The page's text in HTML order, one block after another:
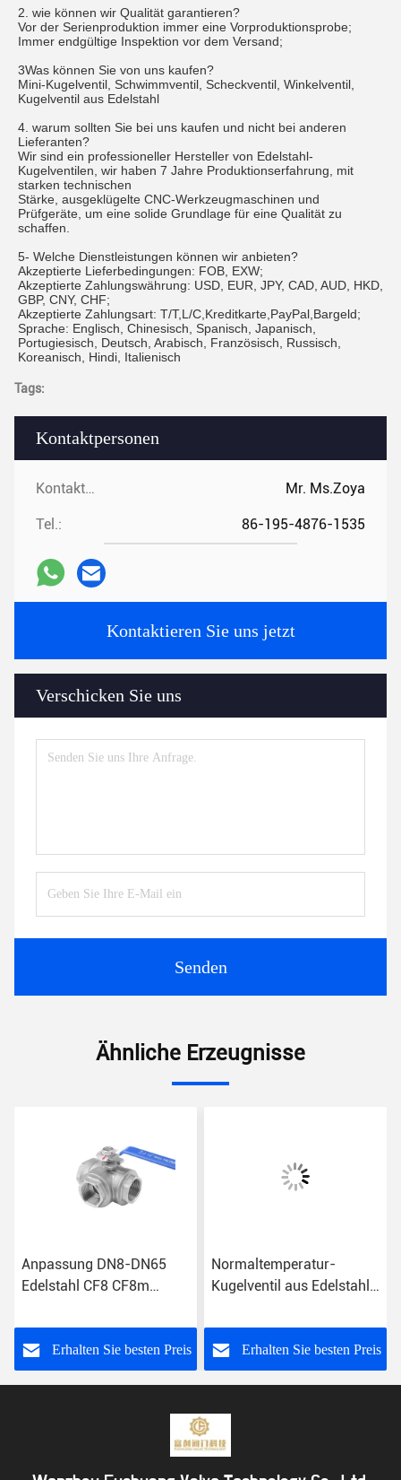
Kontaktpersonen
Kontaktpersonen: Mr. Ms.Zoya
Tel.: 86-195-4876-1535
Kontaktieren Sie uns jetzt
Verschicken Sie uns
Senden
2. wie können wir Qualität garantieren?
Vor der Serienproduktion immer eine Vorproduktionsprobe;
Immer endgültige Inspektion vor dem Versand;
3Was können Sie von uns kaufen?
Mini-Kugelventil, Schwimmventil, Scheckventil, Winkelventil,
Kugelventil aus Edelstahl
4. warum sollten Sie bei uns kaufen und nicht bei anderen
Lieferanten?
Wir sind ein professioneller Hersteller von Edelstahl-
Kugelventilen, wir haben 7 Jahre Produktionserfahrung, mit
starken technischen
Stärke, ausgeklügelte CNC-Werkzeugmaschinen und
Prüfgeräte, um eine solide Grundlage für eine Qualität zu
schaffen.
5- Welche Dienstleistungen können wir anbieten?
Akzeptierte Lieferbedingungen: FOB, EXW;
Akzeptierte Zahlungswährung: USD, EUR, JPY, CAD, AUD, HKD,
GBP, CNY, CHF;
Akzeptierte Zahlungsart: T/T,L/C,Kreditkarte,PayPal,Bargeld;
Sprache: Englisch, Chinesisch, Spanisch, Japanisch,
Portugiesisch, Deutsch, Arabisch, Französisch, Russisch,
Koreanisch, Hindi, Italienisch
Tags:
Ähnliche Erzeugnisse
Anpassung DN8-DN65
Edelstahl CF8 CF8m
Dreiwege Kugelventil
Erhalten Sie besten Preis
Normaltemperatur-
Kugelventil aus Edelstahl
Drähten
Erhalten Sie besten Preis